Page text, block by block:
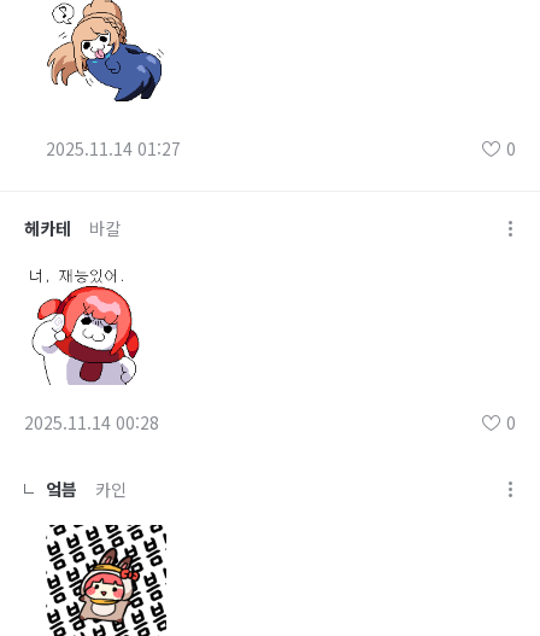
2025.11.14 01:27 0
헤카테 바칼
2025.11.14 00:28 0
엌븜 카인